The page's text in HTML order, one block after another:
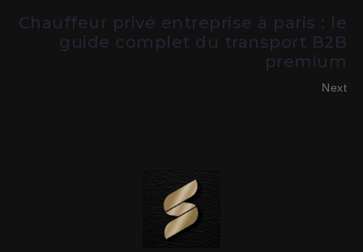
Chauffeur privé entreprise à paris : le
guide complet du transport B2B
premium
Next